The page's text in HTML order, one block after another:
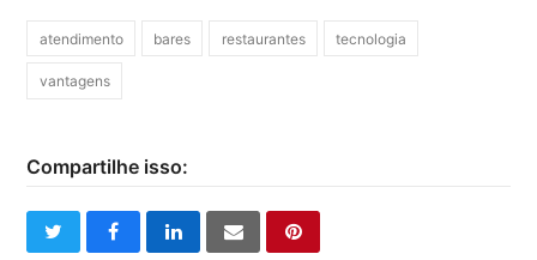
atendimento bares restaurantes tecnologia
vantagens
Compartilhe isso:
twitterfacebooklinkedinemail pinterest